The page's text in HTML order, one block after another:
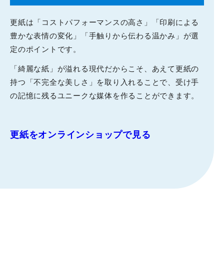
​更紙は「コストパフォーマンスの高さ」「印刷による
豊かな表情の変化」「手触りから伝わる温かみ」が選
定のポイントです。
​「綺麗な紙」が溢れる現代だからこそ、あえて更紙の
持つ「不完全な美しさ」を取り入れることで、受け手
の記憶に残るユニークな媒体を作ることができます。
更紙をオンラインショップで見る